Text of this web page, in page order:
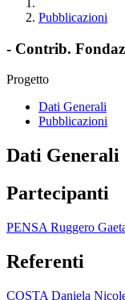
Pubblicazioni
- Contrib.
Progetto
Dati Generali
Pubblicazioni
Dati Generali
Partecipanti
PENSA Ruggero
Referenti
COSTA Daniela